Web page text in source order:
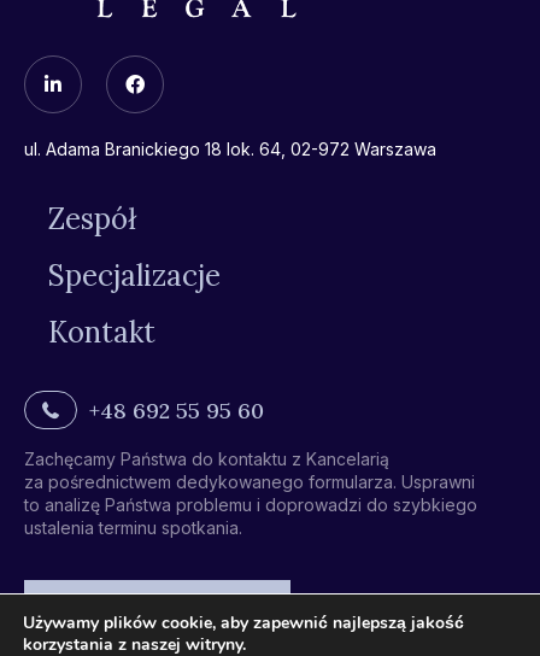
ul. Adama Branickiego 18 lok. 64, 02-972 Warszawa
Zespół
Specjalizacje
Kontakt
+48 692 55 95 60
Zachęcamy Państwa do kontaktu z Kancelarią
za pośrednictwem dedykowanego formularza. Usprawni
to analizę Państwa problemu i doprowadzi do szybkiego
ustalenia terminu spotkania.
Formularz kontaktowy
Używamy plików cookie, aby zapewnić najlepszą jakość
korzystania z naszej witryny.